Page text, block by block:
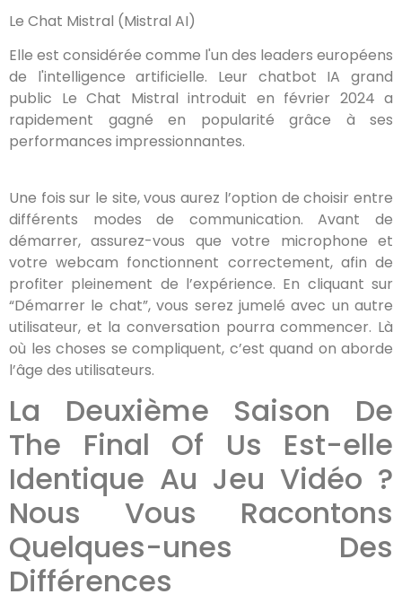
Le Chat Mistral (Mistral AI)
Elle est considérée comme l'un des leaders européens
de l'intelligence artificielle. Leur chatbot IA grand
public Le Chat Mistral introduit en février 2024 a
rapidement gagné en popularité grâce à ses
performances impressionnantes.
Une fois sur le site, vous aurez l’option de choisir entre
différents modes de communication. Avant de
démarrer, assurez-vous que votre microphone et
votre webcam fonctionnent correctement, afin de
profiter pleinement de l’expérience. En cliquant sur
“Démarrer le chat”, vous serez jumelé avec un autre
utilisateur, et la conversation pourra commencer. Là
où les choses se compliquent, c’est quand on aborde
l’âge des utilisateurs.
La Deuxième Saison De
The Final Of Us Est-elle
Identique Au Jeu Vidéo ?
Nous Vous Racontons
Quelques-unes Des
Différences